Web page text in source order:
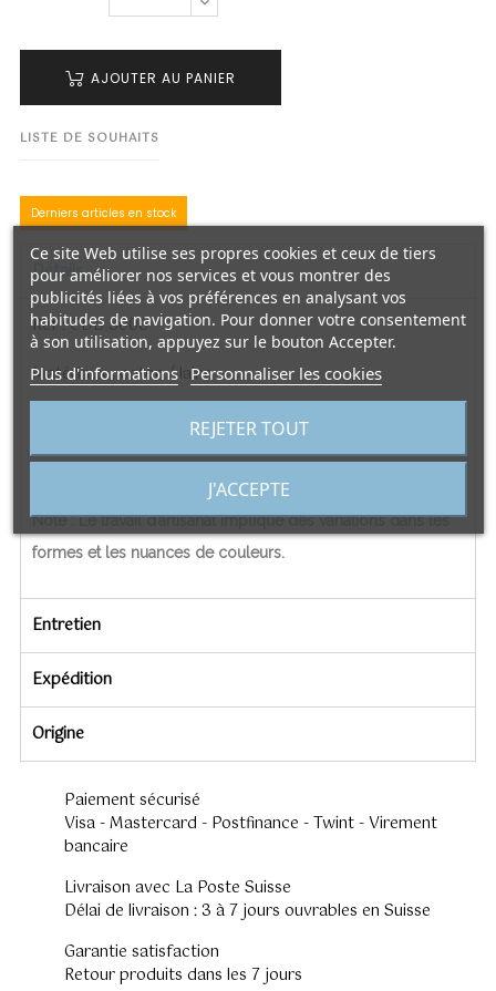
AJOUTER AU PANIER
LISTE DE SOUHAITS
Derniers articles en stock
Détails
Réf : CDB 5006
Matériaux : coton / laine
Dimension : 40 cm x 40 cm
Note : Le travail d’artisanat implique des variations dans les
formes et les nuances de couleurs.
Entretien
Expédition
Origine
Paiement sécurisé
Visa - Mastercard - Postfinance - Twint - Virement
bancaire
Livraison avec La Poste Suisse
Délai de livraison : 3 à 7 jours ouvrables en Suisse
Garantie satisfaction
Retour produits dans les 7 jours
Ce site Web utilise ses propres cookies et ceux de tiers
pour améliorer nos services et vous montrer des
publicités liées à vos préférences en analysant vos
habitudes de navigation. Pour donner votre consentement
à son utilisation, appuyez sur le bouton Accepter.
Plus d'informations Personnaliser les cookies
REJETER TOUT
J'ACCEPTE